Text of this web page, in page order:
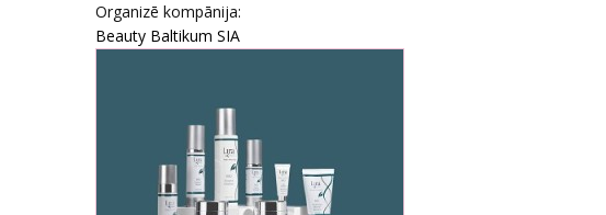
Organizē kompānija:
Beauty Baltikum SIA